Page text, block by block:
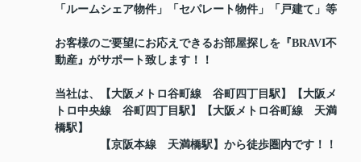
「ルームシェア物件」「セパレート物件」「戸建て」等
お客様のご要望にお応えできるお部屋探しを『BRAVI不
動産』がサポート致します！！
当社は、【大阪メトロ谷町線 谷町四丁目駅】【大阪メ
トロ中央線 谷町四丁目駅】【大阪メトロ谷町線 天満
橋駅】
【京阪本線 天満橋駅】から徒歩圏内です！！